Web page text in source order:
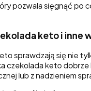
pozwala sięgnąć po
keto i inne
sprawdzają się nie
czekolada keto
lub z nadzieniem